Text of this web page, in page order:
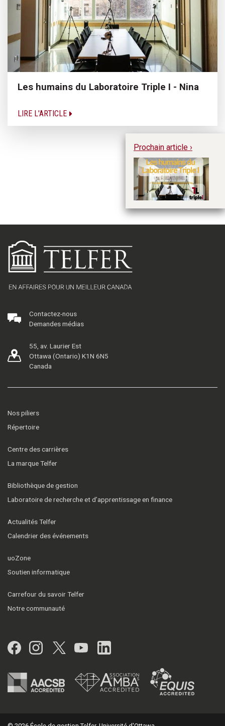
Les humains du Laboratoire Triple I - Nina
LIRE L'ARTICLE
Prochain article ›
Contactez-nous
Demandes médias
55, av. Laurier Est
Ottawa (Ontario) K1N 6N5
Canada
Nos piliers
Répertoire
Centre des carrières
La marque Telfer
Bibliothèque de gestion
Laboratoire de recherche et d’apprentissage en finance
Actualités Telfer
Calendrier des événements
uoZone
Soutien informatique
Carrefour du savoir Telfer
Notre communauté
Facebook
Instagram
Twitter
YouTubeLinkedIn